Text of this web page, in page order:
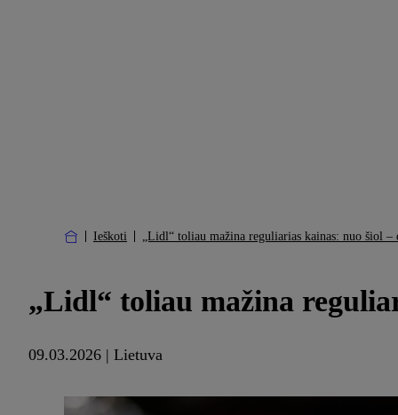
Ieškoti „Lidl“ toliau mažina reguliarias kainas: nuo šiol –
„Lidl“ toliau mažina
09.03.2026 | Lietuva